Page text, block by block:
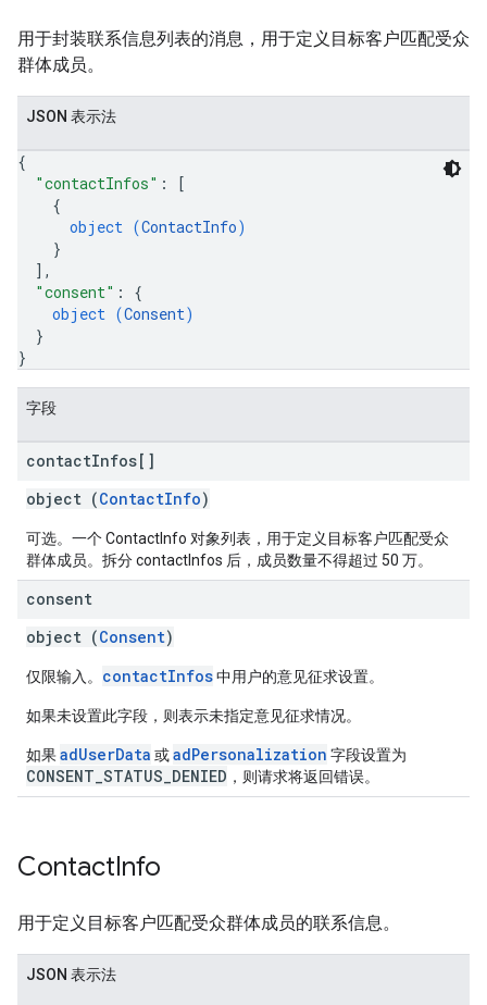
用于封装联系信息列表的消息，用于定义目标客户匹配受众
群体成员。
JSON 表示法
{
"contactInfos" :
[
{
object (ContactInfo)
}
] ,
"consent" : {
object (Consent)
}
}
字段
contactInfos[]
object (ContactInfo)
可选。一个 ContactInfo 对象列表，用于定义目标客户匹配受众
群体成员。拆分 contactInfos 后，成员数量不得超过 50 万。
consent
object (Consent)
仅限输入。 contactInfos中用户的意见征求设置。
如果未设置此字段，则表示未指定意见征求情况。
如果adUserData 或adPersonalization 字段设置为
CONSENT_STATUS_DENIED ，则请求将返回错误。
ContactInfo
用于定义目标客户匹配受众群体成员的联系信息。
JSON 表示法